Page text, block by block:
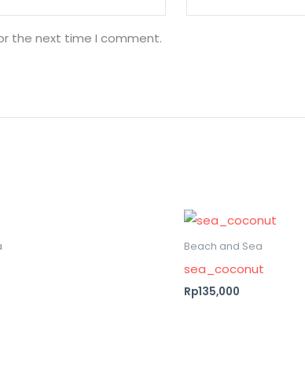
the next time I comment.
Beach and Sea
sea_coconut
Rp135,000